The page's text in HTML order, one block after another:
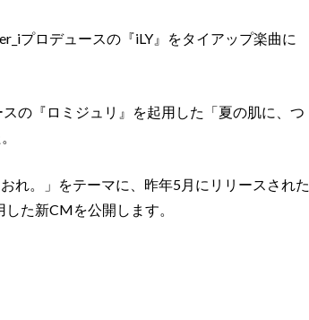
プロデュースの『iLY』をタイアップ楽曲に
の『ロミジュリ』を起用した「夏の肌に、つ
れ。」をテーマに、昨年5月にリリースされた
た新CMを公開します。